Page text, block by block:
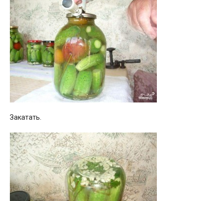
Закатать.